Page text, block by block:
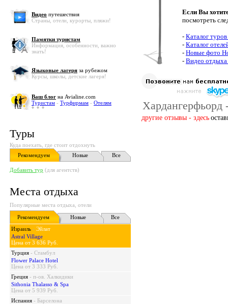
Видео путешествия
Страны, отели, курорты, пляжи!
Памятки туристам
Информация, особенности, важно
знать!
Языковые лагеря за рубежом
Курсы, школы, детские лагеря!
Ваш блог на Avialine.com
Туристам - Турфирмам - Отелям
Туры
Куда поехать, где стоит отдохнуть
Рекомендуем
Новые Все
Добавить тур (для агентств)
Места отдыха
Популярные места отдыха, отели
Рекомендуем
Новые
Все
Израиль - Эйлат
Astral Village
Цена от 3 636 Руб.
Турция - Стамбул
Flower Palace Hotel
Цена от 3 333 Руб.
Греция - п-ов. Халкидики
Sithonia Thalasso & Spa
Цена от 5 939 Руб.
Испания - Барселона
Если Вы
посмотреть
- Каталог
- Каталог
- Новые фото
- Видео отдыха
Хардангерфьорд
другие отзывы - здесь